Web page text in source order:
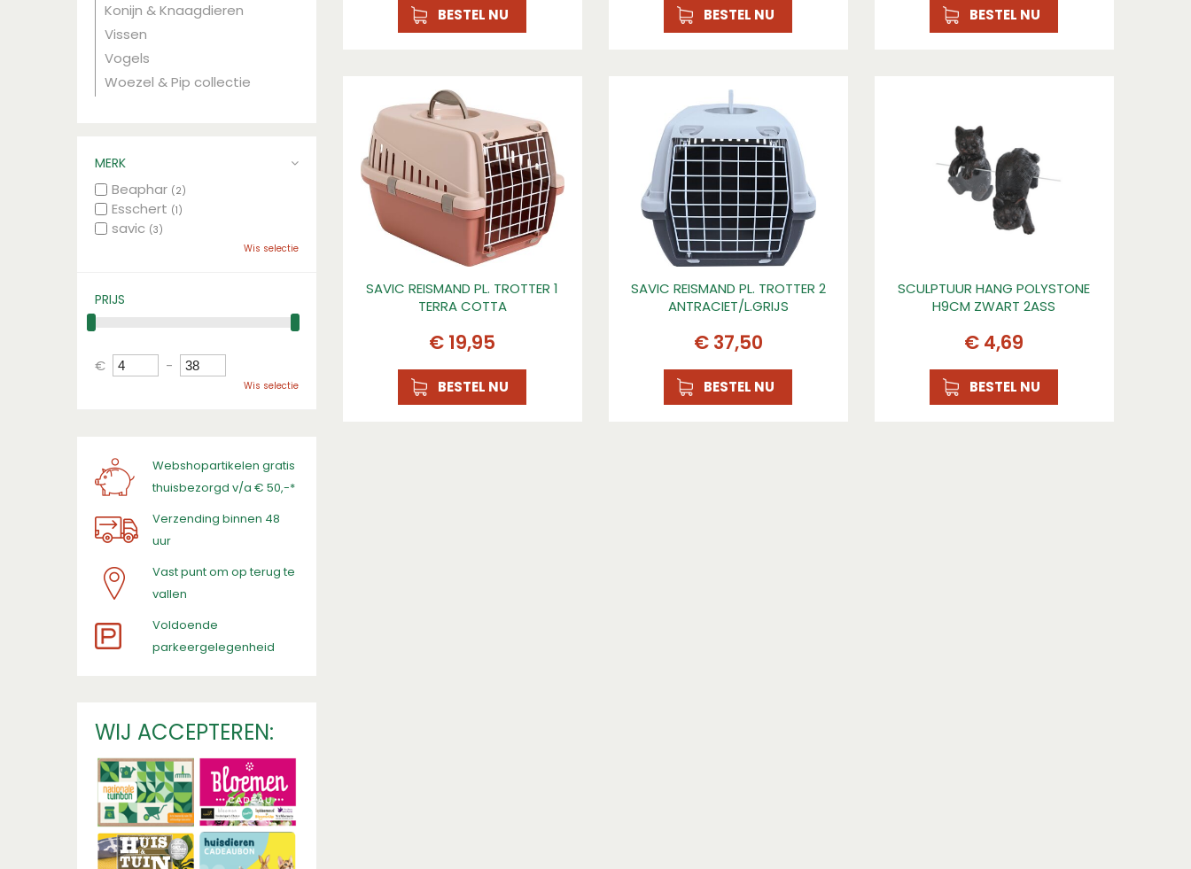
BESTEL NU BESTEL NU BESTEL NU
SAVIC REISMAND PL. TROTTER 1
TERRA COTTA
€ 19,95
BESTEL NU
SAVIC REISMAND PL. TROTTER 2
ANTRACIET/L.GRIJS
€ 37,50
BESTEL NU
SCULPTUUR HANG POLYSTONE
H9CM ZWART 2ASS
€ 4,69
BESTEL NU
Konijn & Knaagdieren
Vissen
Vogels
Woezel & Pip collectie
MERK
Beaphar (2)
Esschert (1)
savic (3)
Wis selectie
PRIJS
€ -
Wis selectie
Webshopartikelen gratis
thuisbezorgd v/a € 50,-*
Verzending binnen 48
uur
Vast punt om op terug te
vallen
​Voldoende
parkeergelegenheid
WIJ ACCEPTEREN: